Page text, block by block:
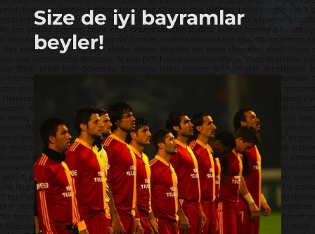
Size de iyi bayramlar
beyler!